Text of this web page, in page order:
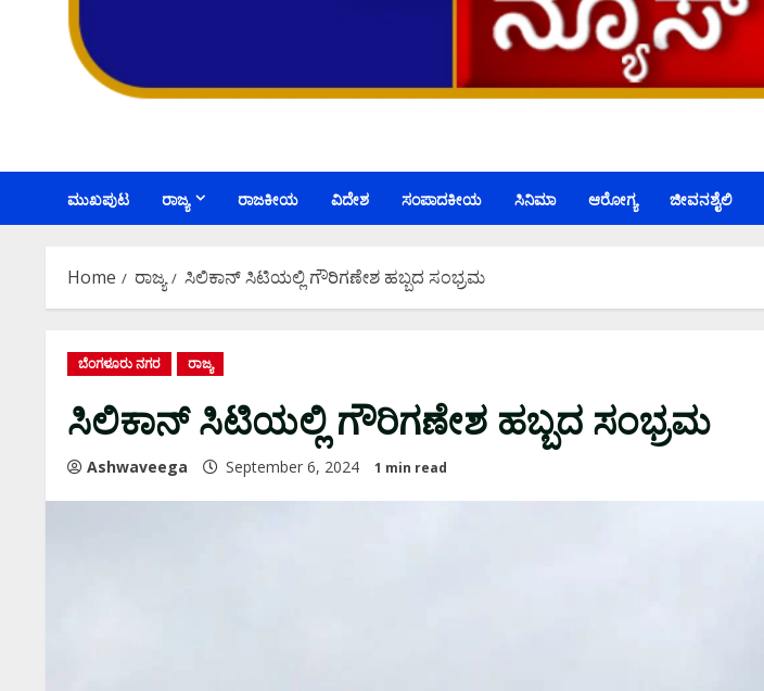
ಮುಖಪುಟ ರಾಜ್ಯ ರಾಜಕೀಯ ವಿದೇಶ ಸಂಪಾದಕೀಯ ಸಿನಿಮಾ ಆರೋಗ್ಯ ಜೀವನಶೈಲಿ
Home ರಾಜ್ಯ ಸಿಲಿಕಾನ್ ಸಿಟಿಯಲ್ಲಿ ಗೌರಿಗಣೇಶ ಹಬ್ಬದ ಸಂಭ್ರಮ
ಬೆಂಗಳೂರು ನಗರ ರಾಜ್ಯ
ಸಿಲಿಕಾನ್ ಸಿಟಿಯಲ್ಲಿ ಗೌರಿಗಣೇಶ ಹಬ್ಬದ ಸಂಭ್ರಮ
Ashwaveega September 6, 2024 1 min read